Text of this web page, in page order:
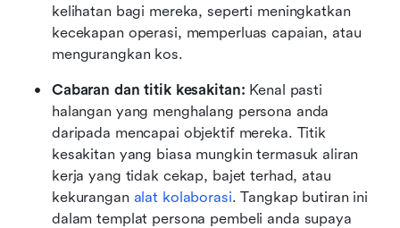
kelihatan bagi mereka, seperti meningkatkan
kecekapan operasi, memperluas capaian, atau
mengurangkan kos.
Cabaran dan titik kesakitan: Kenal pasti
halangan yang menghalang persona anda
daripada mencapai objektif mereka. Titik
kesakitan yang biasa mungkin termasuk aliran
kerja yang tidak cekap, bajet terhad, atau
kekurangan alat kolaborasi. Tangkap butiran ini
dalam templat persona pembeli anda supaya